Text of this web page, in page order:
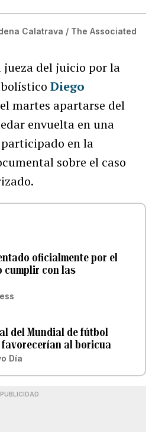
Calatrava / The Associated
jueza del juicio por la
Diego
martes apartarse del
envuelta en una
en la
sobre el caso
oficialmente por el
cumplir con las
del Mundial de fútbol
favorecerían al boricua
Día
PUBLICIDAD